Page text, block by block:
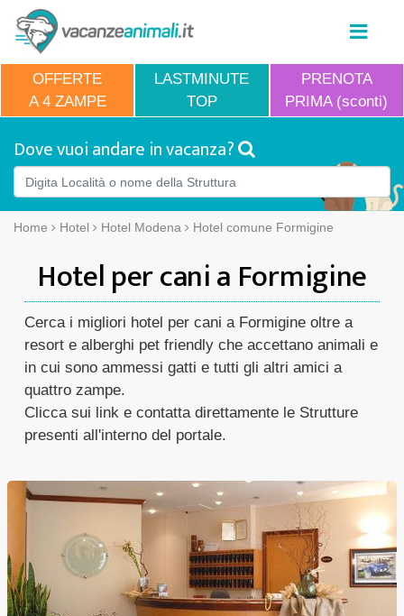
OFFERTE
A 4 ZAMPE
LASTMINUTE
TOP
PRENOTA
PRIMA (sconti)
Dove vuoi andare in vacanza?
Home Hotel Hotel Modena Hotel comune Formigine
Hotel per cani a Formigine
Cerca i migliori hotel per cani a Formigine oltre a
resort e alberghi pet friendly che accettano animali e
in cui sono ammessi gatti e tutti gli altri amici a
quattro zampe.
Clicca sui link e contatta direttamente le Strutture
presenti all'interno del portale.